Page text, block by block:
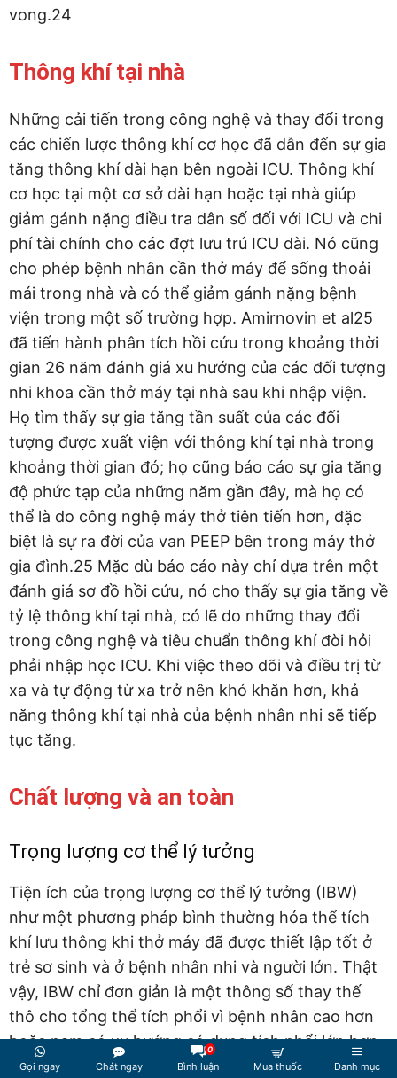
vong.24
Thông khí tại nhà
Những cải tiến trong công nghệ và thay đổi trong
các chiến lược thông khí cơ học đã dẫn đến sự gia
tăng thông khí dài hạn bên ngoài ICU. Thông khí
cơ học tại một cơ sở dài hạn hoặc tại nhà giúp
giảm gánh nặng điều tra dân số đối với ICU và chi
phí tài chính cho các đợt lưu trú ICU dài. Nó cũng
cho phép bệnh nhân cần thở máy để sống thoải
mái trong nhà và có thể giảm gánh nặng bệnh
viện trong một số trường hợp. Amirnovin et al25
đã tiến hành phân tích hồi cứu trong khoảng thời
gian 26 năm đánh giá xu hướng của các đối tượng
nhi khoa cần thở máy tại nhà sau khi nhập viện.
Họ tìm thấy sự gia tăng tần suất của các đối
tượng được xuất viện với thông khí tại nhà trong
khoảng thời gian đó; họ cũng báo cáo sự gia tăng
độ phức tạp của những năm gần đây, mà họ có
thể là do công nghệ máy thở tiên tiến hơn, đặc
biệt là sự ra đời của van PEEP bên trong máy thở
gia đình.25 Mặc dù báo cáo này chỉ dựa trên một
đánh giá sơ đồ hồi cứu, nó cho thấy sự gia tăng về
tỷ lệ thông khí tại nhà, có lẽ do những thay đổi
trong công nghệ và tiêu chuẩn thông khí đòi hỏi
phải nhập học ICU. Khi việc theo dõi và điều trị từ
xa và tự động từ xa trở nên khó khăn hơn, khả
năng thông khí tại nhà của bệnh nhân nhi sẽ tiếp
tục tăng.
Chất lượng và an toàn
Trọng lượng cơ thể lý tưởng
Tiện ích của trọng lượng cơ thể lý tưởng (IBW)
như một phương pháp bình thường hóa thể tích
khí lưu thông khi thở máy đã được thiết lập tốt ở
trẻ sơ sinh và ở bệnh nhân nhi và người lớn. Thật
vậy, IBW chỉ đơn giản là một thông số thay thế
thô cho tổng thể tích phổi vì bệnh nhân cao hơn
hoặc nam có xu hướng có dung tích phổi lớn hơn.
Mặc dù vậy, một phương pháp phổ biến để tính
Gọi ngay Chát ngay
0
Bình luận Mua thuốc Danh mục